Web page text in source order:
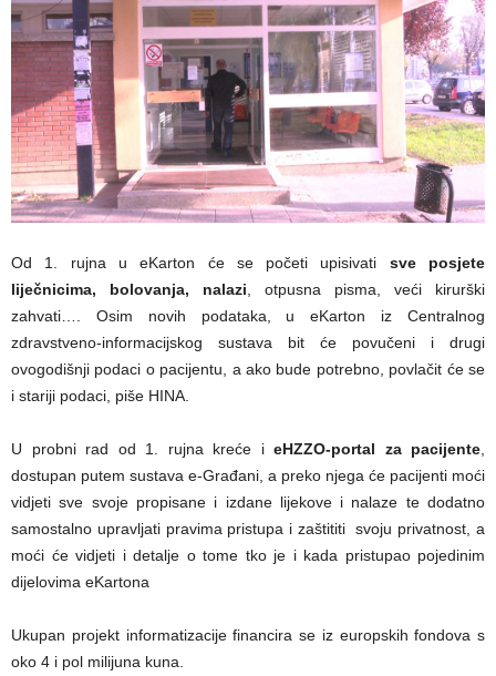
Od 1. rujna u eKarton će se početi upisivati sve posjete
liječnicima, bolovanja, nalazi , otpusna pisma, veći kirurški
zahvati…. Osim novih podataka, u eKarton iz Centralnog
zdravstveno-informacijskog sustava bit će povučeni i drugi
ovogodišnji podaci o pacijentu, a ako bude potrebno, povlačit će se
i stariji podaci, piše HINA.
U probni rad od 1. rujna kreće i eHZZO-portal za pacijente
dostupan putem sustava e-Građani, a preko njega će pacijenti moći
vidjeti sve svoje propisane i izdane lijekove i nalaze te dodatno
samostalno upravljati pravima pristupa i zaštititi svoju privatnost, a
moći će vidjeti i detalje o tome tko je i kada pristupao pojedinim
dijelovima eKartona
Ukupan projekt informatizacije financira se iz europskih fondova s
oko 4 i pol milijuna kuna.